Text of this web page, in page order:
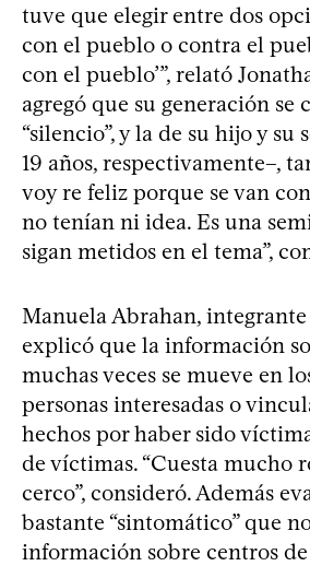
tuve que elegir entre dos
con el pueblo o contra el
con el pueblo’”, relató
agregó que su generación se
“silencio”, y la de su hijo y su
19 años, respectivamente–,
voy re feliz porque se van
no tenían ni idea. Es una
sigan metidos en el tema”,
Manuela Abrahan,
explicó que la información
muchas veces se mueve en
personas interesadas o
hechos por haber sido
de víctimas. “Cuesta mucho
cerco”, consideró. Además
bastante “sintomático” que
información sobre centros